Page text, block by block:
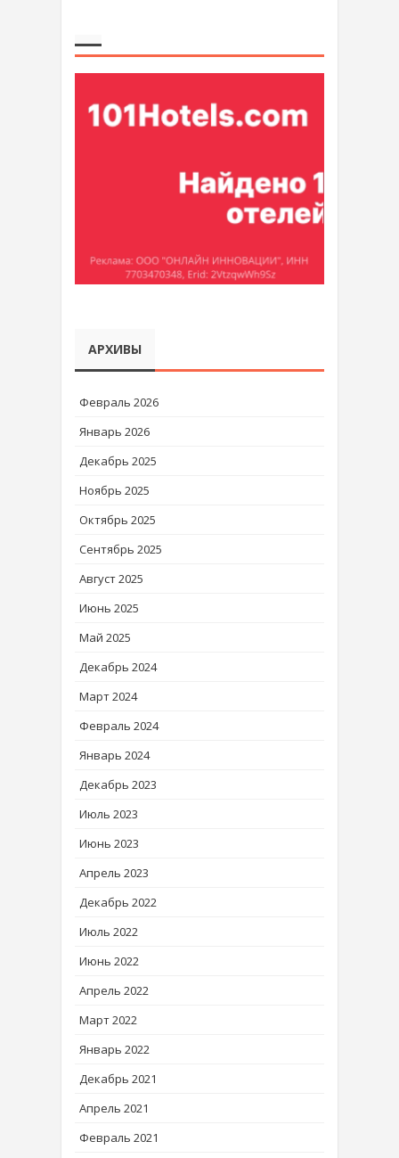
АРХИВЫ
Февраль 2026
Январь 2026
Декабрь 2025
Ноябрь 2025
Октябрь 2025
Сентябрь 2025
Август 2025
Июнь 2025
Май 2025
Декабрь 2024
Март 2024
Февраль 2024
Январь 2024
Декабрь 2023
Июль 2023
Июнь 2023
Апрель 2023
Декабрь 2022
Июль 2022
Июнь 2022
Апрель 2022
Март 2022
Январь 2022
Декабрь 2021
Апрель 2021
Февраль 2021